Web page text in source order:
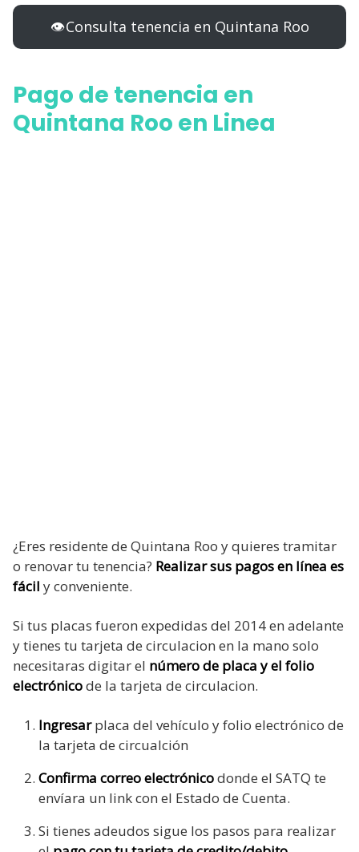
👁️ Consulta tenencia en Quintana Roo
Pago de tenencia en
Quintana Roo en Linea
¿Eres residente de Quintana Roo y quieres tramitar
o renovar tu tenencia? Realizar sus pagos en línea es
fácil y conveniente.
Si tus placas fueron expedidas del 2014 en adelante
y tienes tu tarjeta de circulacion en la mano solo
necesitaras digitar el número de placa y el folio
electrónicode la tarjeta de circulacion.
Ingresarplaca del vehículo y folio electrónico de
la tarjeta de circualción
Confirma correo electrónicodonde el SATQ te
envíara un link con el Estado de Cuenta.
Si tienes adeudos sigue los pasos para realizar